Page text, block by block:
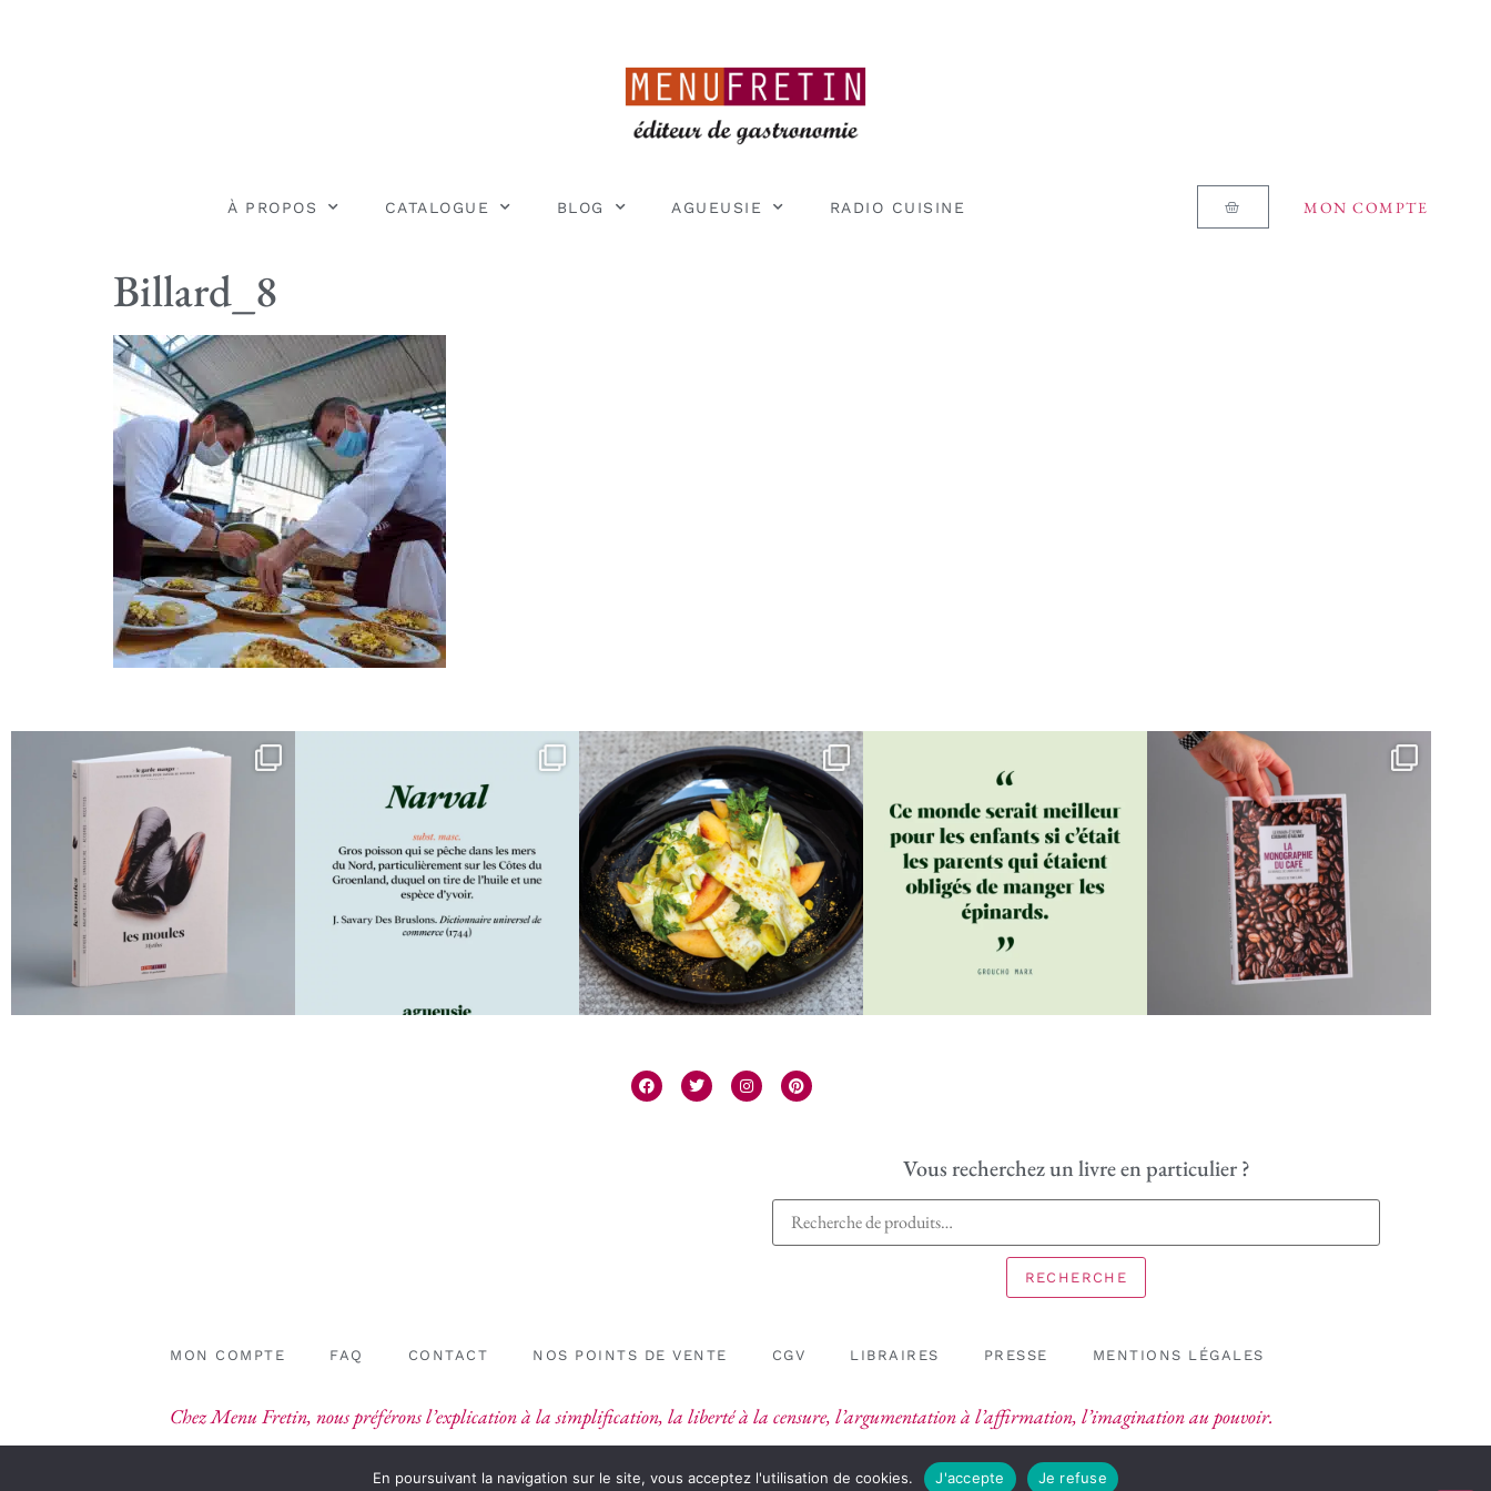
À PROPOS CATALOGUE BLOG AGUEUSIE RADIO CUISINE MON COMPTE
Billard_8
Vous recherchez un livre en particulier ?
RECHERCHE
MON COMPTE FAQ CONTACT NOS POINTS DE VENTE CGV LIBRAIRES PRESSE MENTIONS LÉGALES
Chez Menu Fretin, nous préférons l’explication à la simplification, la liberté à la censure, l’argumentation à l’affirmation, l’imagination au pouvoir.
En poursuivant la navigation sur le site, vous acceptez l'utilisation de cookies. J'accepte Je refuse